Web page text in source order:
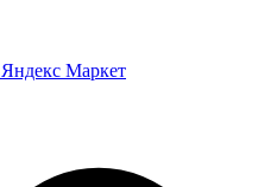
Яндекс Маркет